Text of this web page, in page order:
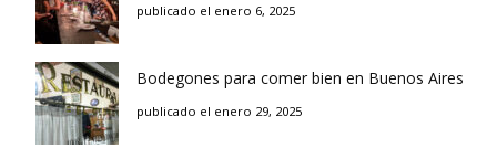
publicado el enero 6, 2025
Bodegones para comer bien en Buenos Aires
publicado el enero 29, 2025